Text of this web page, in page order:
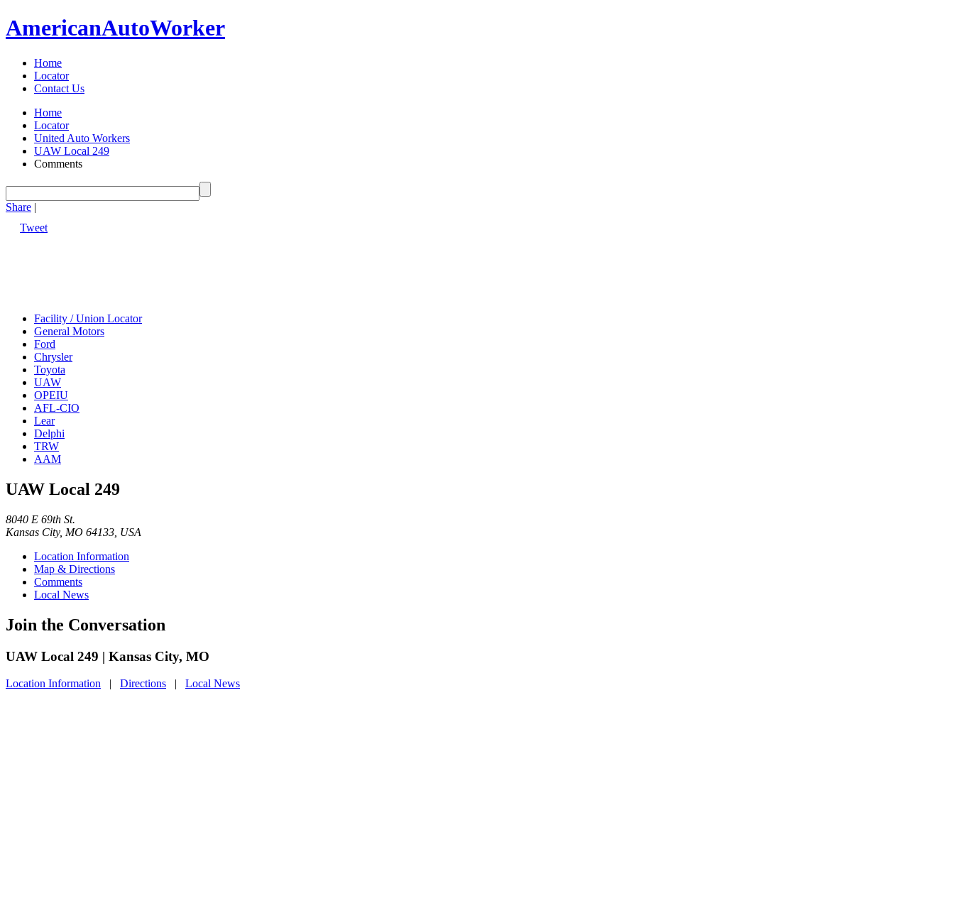
AmericanAutoWorker
Home
Locator
Contact Us
Home
Locator
United Auto Workers
UAW Local 249
Comments
Share |
Tweet
Facility / Union Locator
General Motors
Ford
Chrysler
Toyota
UAW
OPEIU
AFL-CIO
Lear
Delphi
TRW
AAM
UAW Local 249
8040 E 69th St.
Kansas City, MO 64133, USA
Location Information
Map & Directions
Comments
Local News
Join the Conversation
UAW Local 249 | Kansas City, MO
Location Information | Directions | Local News